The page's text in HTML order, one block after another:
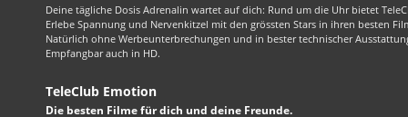
Deine tägliche Dosis Adrenalin wartet auf dich: Rund um die Uhr bietet
Erlebe Spannung und Nervenkitzel mit den grössten Stars in ihren besten
Natürlich ohne Werbeunterbrechungen und in bester technischer
Empfangbar auch in HD.
TeleClub Emotion
Die besten Filme für dich und deine Freunde.